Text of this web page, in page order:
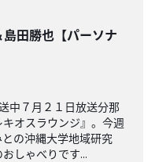
田勝也【パーソナ
中７月２１日放送分那
オスラウンジ』。今週
の沖縄大学地域研究
しゃべりです...